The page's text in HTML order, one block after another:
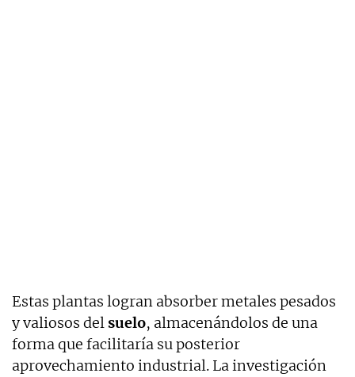
Estas plantas logran absorber metales pesados
y valiosos delsuelo, almacenándolos de una
forma que facilitaría su posterior
aprovechamiento industrial. La investigación